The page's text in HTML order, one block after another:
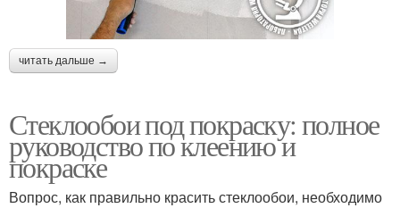
читать дальше →
Стеклообои под покраску: полное
руководство по клеению и
покраске
Вопрос, как правильно красить стеклообои, необходимо